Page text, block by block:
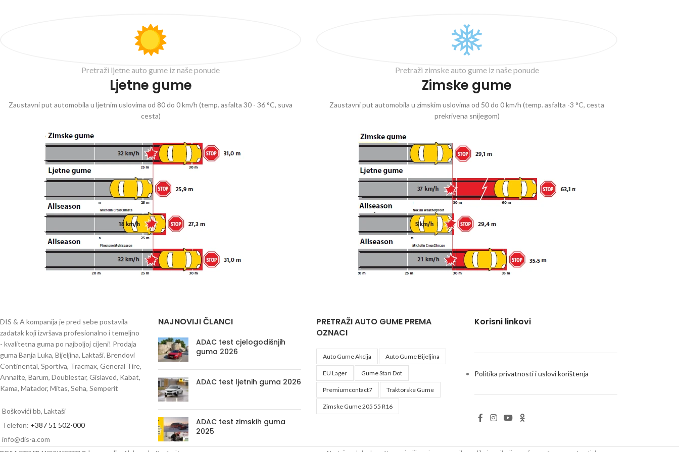
Pretraži ljetne auto gume iz naše ponude
Ljetne gume
Zaustavni put automobila u ljetnim uslovima od 80 do 0 km/h (temp. asfalta 30 - 36 °C, suva
cesta)
Pretraži zimske auto gume iz naše ponude
Zimske gume
Zaustavni put automobila u zimskim uslovima od 50 do 0 km/h (temp. asfalta -3 °C, cesta
prekrivena snijegom)
DIS & A kompanija je pred sebe postavila
zadatak koji izvršava profesionalno i temeljno
- kvalitetna guma po najboljoj cijeni! Prodaja
guma Banja Luka, Bijeljina, Laktaši. Brendovi
Continental, Sportiva, Tracmax, General Tire,
Annaite, Barum, Doublestar, Gislaved, Kabat,
Kama, Matador, Mitas, Seha, Semperit
Boškovići bb, Laktaši
Telefon: +387 51 502-000
info@dis-a.com
NAJNOVIJI ČLANCI
ADAC test cjelogodišnjih
guma 2026
ADAC test ljetnih guma 2026
ADAC test zimskih guma
2025
PRETRAŽI AUTO GUME PREMA
OZNACI
Auto Gume Akcija Auto Gume Bijeljina
EU Lager Gume Stari Dot
Premiumcontact7 Traktorske Gume
Zimske Gume 205 55 R16
Korisni linkovi
Politika privatnosti i uslovi korištenja